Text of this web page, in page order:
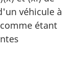
véhicule à
étant